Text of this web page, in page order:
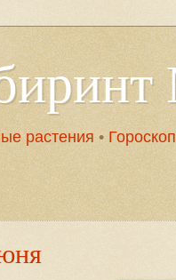
растения •